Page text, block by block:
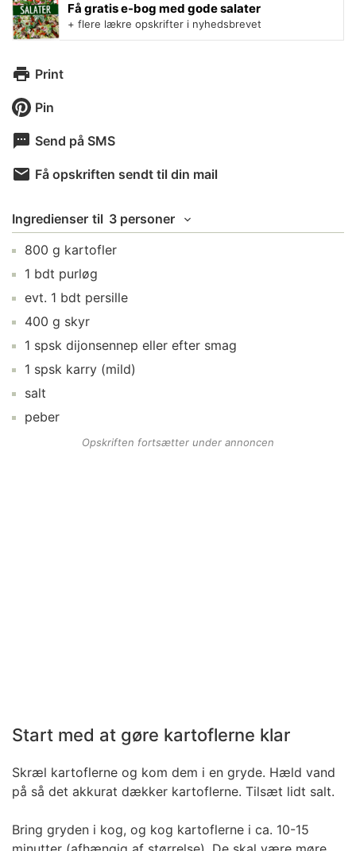
Få gratis e-bog med gode salater
+ flere lækre opskrifter i nyhedsbrevet
Print
Pin
Send på SMS
Få opskriften sendt til din mail
Ingredienser til 3 personer
800 g kartofler
1 bdt purløg
evt. 1 bdt persille
400 g skyr
1 spsk dijonsennep eller efter smag
1 spsk karry (mild)
salt
peber
Opskriften fortsætter under annoncen
Start med at gøre kartoflerne klar
Skræl kartoflerne og kom dem i en gryde. Hæld vand
på så det akkurat dækker kartoflerne. Tilsæt lidt salt.
Bring gryden i kog, og kog kartoflerne i ca. 10-15